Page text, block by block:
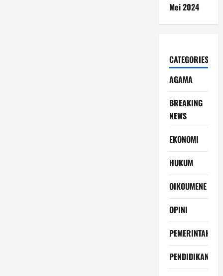
Mei 2024
CATEGORIES
AGAMA
BREAKING
NEWS
EKONOMI
HUKUM
OIKOUMENE
OPINI
PEMERINTAH
PENDIDIKAN